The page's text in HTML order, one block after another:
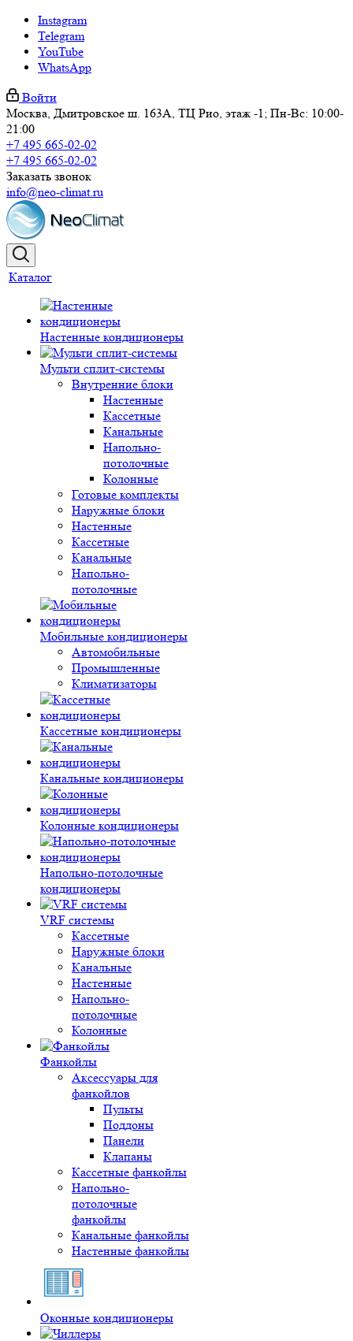
Instagram
Telegram
YouTube
WhatsApp
Войти
Москва, Дмитровское ш. 163А, ТЦ Рио, этаж -1; Пн-Вс: 10:00-
21:00
+7 495 665-02-02
+7 495 665-02-02
Заказать звонок
info@neo-climat.ru
Каталог
Настенные кондиционеры
Мульти сплит-системы
Внутренние блоки
Настенные
Кассетные
Канальные
Напольно-
потолочные
Колонные
Готовые комплекты
Наружные блоки
Настенные
Кассетные
Канальные
Напольно-
потолочные
Мобильные кондиционеры
Автомобильные
Промышленные
Климатизаторы
Кассетные кондиционеры
Канальные кондиционеры
Колонные кондиционеры
Напольно-потолочные
кондиционеры
VRF системы
Кассетные
Наружные блоки
Канальные
Настенные
Напольно-
потолочные
Колонные
Фанкойлы
Аксессуары для
фанкойлов
Пульты
Поддоны
Панели
Клапаны
Кассетные фанкойлы
Напольно-
потолочные
фанкойлы
Канальные фанкойлы
Настенные фанкойлы
Оконные кондиционеры